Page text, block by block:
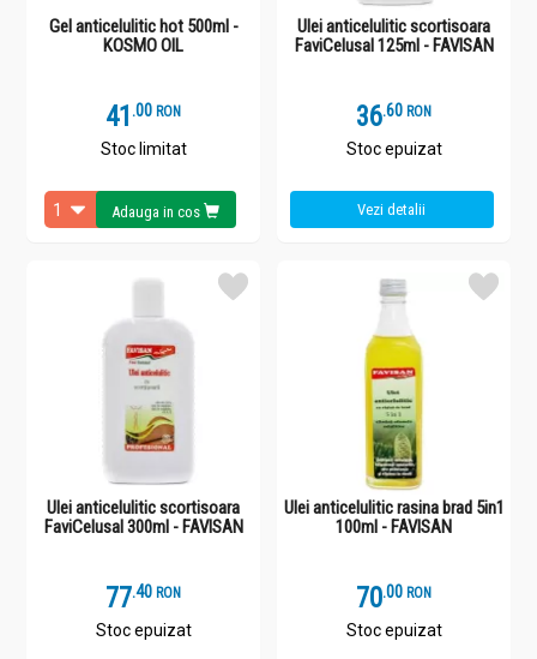
Gel anticelulitic hot 500ml -
KOSMO OIL
41 .0 RON
Stoc limitat
Adauga in cos
Ulei anticelulitic scortisoara
FaviCelusal 125ml - FAVISAN
36.6 RON
Stoc epuizat
Vezi detalii
Ulei anticelulitic scortisoara
FaviCelusal 300ml - FAVISAN
77.4 RON
Stoc epuizat
Ulei anticelulitic rasina brad 5in1
100ml - FAVISAN
70.0 RON
Stoc epuizat